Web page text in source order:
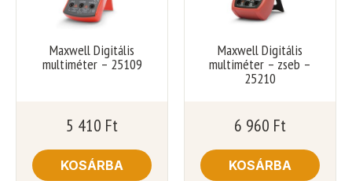
Maxwell Digitális
multiméter – 25109
5 410 Ft
KOSÁRBA
Maxwell Digitális
multiméter – zseb –
25210
6 960 Ft
KOSÁRBA